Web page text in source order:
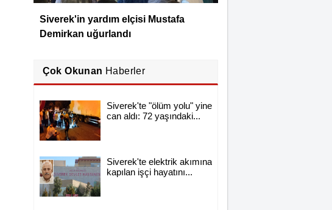
Siverek'in yardım elçisi Mustafa
Demirkan uğurlandı
Çok Okunan Haberler
Siverek'te "ölüm yolu" yine
can aldı: 72 yaşındaki...
Siverek'te elektrik akımına
kapılan işçi hayatını...